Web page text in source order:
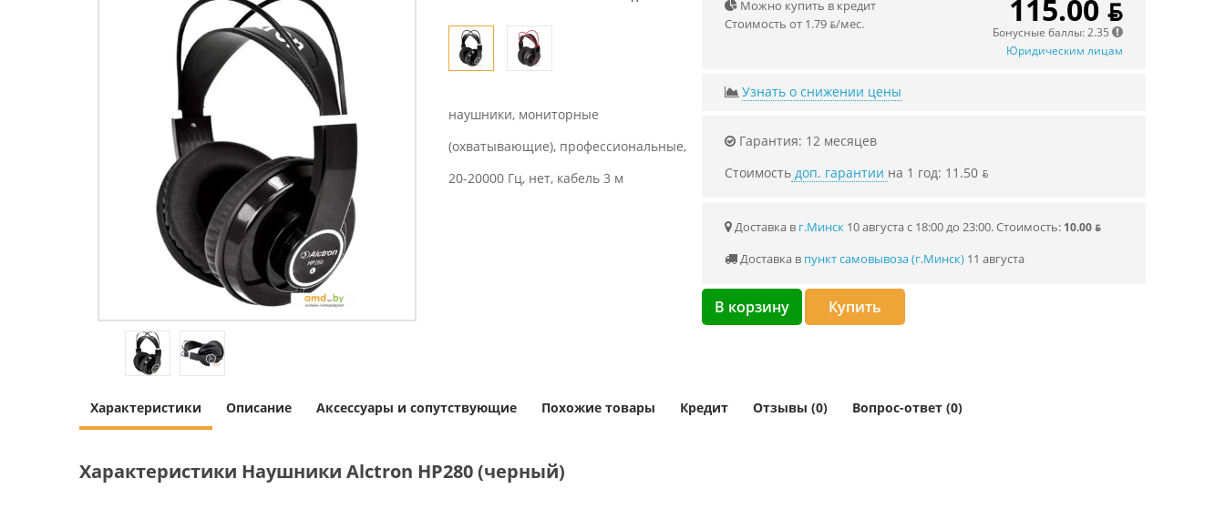
наушники, мониторные
(охватывающие), профессиональные,
20-20000 Гц, нет, кабель 3 м
Можно купить в кредит
Стоимость от 1.79 ƃ/мec.
115.00 ƃ
Бонусные баллы: 2.35
Юридическим лицам
Узнать о снижении цены
Гарантия: 12 месяцев
Стоимостьдоп. гарантии на 1 год: 11.50 ƃ
Доставка в г.Минск10 августа с 18:00 до 23:00.Стоимость: 10.00 ƃ
Доставка в пункт самовывоза (г.Минск)11 августа
В корзину Купить
Характеристики Описание Аксессуары и сопутствующие Похожие товары Кредит Отзывы (0) Вопрос-ответ (0)
Характеристики Наушники Alctron HP280 (черный)